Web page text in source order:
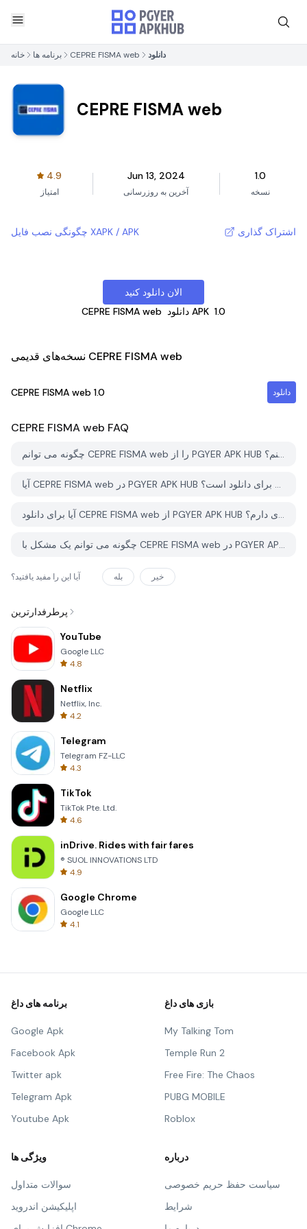
خانه برنامه ها CEPRE FISMA web دانلود
CEPRE FISMA web
4.9
امتیاز
Jun 13, 2024
آخرین به روزرسانی
1.0
نسخه
چگونگی نصب فایل XAPK / APK اشتراک گذاری
الان دانلود کنید
CEPRE FISMA web
دانلود APK 1.0
نسخه‌های قدیمی CEPRE FISMA web
CEPRE FISMA web 1.0 دانلود
CEPRE FISMA web FAQ
چگونه می توانم CEPRE FISMA web را از PGYER APK HUB دانلود کنم؟
آیا CEPRE FISMA web در PGYER APK HUB رایگان برای دانلود است؟
آیا برای دانلود CEPRE FISMA web از PGYER APK HUB نیاز به حساب کاربری دارم؟
چگونه می توانم یک مشکل با CEPRE FISMA web در PGYER APK HUB گزارش دهم؟
آیا این را مفید یافتید؟ بله خیر
پرطرفدارترین
YouTube
Google LLC
4.8
Netflix
Netflix, Inc.
4.2
Telegram
Telegram FZ-LLC
4.3
TikTok
TikTok Pte. Ltd.
4.6
inDrive. Rides with fair fares
® SUOL INNOVATIONS LTD
4.9
Google Chrome
Google LLC
4.1
برنامه های داغ
Google Apk
Facebook Apk
Twitter apk
Telegram Apk
Youtube Apk
بازی های داغ
My Talking Tom
Temple Run 2
Free Fire: The Chaos
PUBG MOBILE
Roblox
ویژگی ها
سوالات متداول
اپلیکیشن اندروید
درباره
سیاست حفظ حریم خصوصی
شرایط